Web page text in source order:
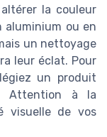
la couleur
aluminium ou en
un nettoyage
leur éclat. Pour
un produit
Attention à la
visuelle de vos